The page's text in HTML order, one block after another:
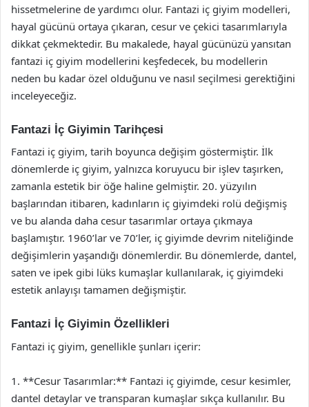
hissetmelerine de yardımcı olur. Fantazi iç giyim modelleri,
hayal gücünü ortaya çıkaran, cesur ve çekici tasarımlarıyla
dikkat çekmektedir. Bu makalede, hayal gücünüzü yansıtan
fantazi iç giyim modellerini keşfedecek, bu modellerin
neden bu kadar özel olduğunu ve nasıl seçilmesi gerektiğini
inceleyeceğiz.
Fantazi İç Giyimin Tarihçesi
Fantazi iç giyim, tarih boyunca değişim göstermiştir. İlk
dönemlerde iç giyim, yalnızca koruyucu bir işlev taşırken,
zamanla estetik bir öğe haline gelmiştir. 20. yüzyılın
başlarından itibaren, kadınların iç giyimdeki rolü değişmiş
ve bu alanda daha cesur tasarımlar ortaya çıkmaya
başlamıştır. 1960’lar ve 70’ler, iç giyimde devrim niteliğinde
değişimlerin yaşandığı dönemlerdir. Bu dönemlerde, dantel,
saten ve ipek gibi lüks kumaşlar kullanılarak, iç giyimdeki
estetik anlayışı tamamen değişmiştir.
Fantazi İç Giyimin Özellikleri
Fantazi iç giyim, genellikle şunları içerir:
1. **Cesur Tasarımlar:** Fantazi iç giyimde, cesur kesimler,
dantel detaylar ve transparan kumaşlar sıkça kullanılır. Bu